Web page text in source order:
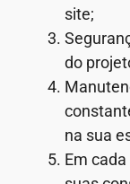
site;
do
na sua
Em